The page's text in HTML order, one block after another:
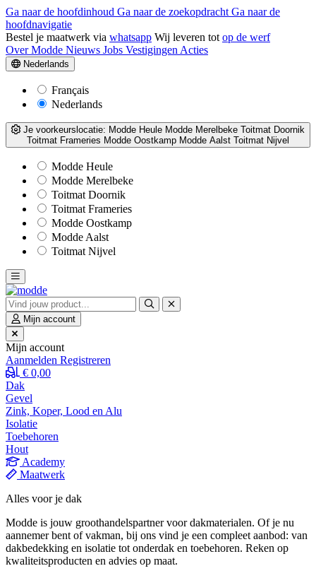
Ga naar de hoofdinhoud Ga naar de zoekopdracht Ga naar de
hoofdnavigatie
Bestel je maatwerk via whatsapp Wij leveren tot op de werf
Over Modde Nieuws Jobs Vestigingen Acties
Nederlands
Français
Nederlands
Je voorkeurslocatie: Modde Heule Modde Merelbeke Toitmat Doornik
Toitmat Frameries Modde Oostkamp Modde Aalst Toitmat Nijvel
Modde Heule
Modde Merelbeke
Toitmat Doornik
Toitmat Frameries
Modde Oostkamp
Modde Aalst
Toitmat Nijvel
Mijn account
Mijn account
Aanmelden Registreren
€ 0,00
Dak
Gevel
Zink, Koper, Lood en Alu
Isolatie
Toebehoren
Hout
Academy
Maatwerk
Alles voor je dak
Modde is jouw groothandelspartner voor dakmaterialen. Of je nu
aannemer bent of vakman, bij ons vind je een compleet aanbod: van
dakbedekking en isolatie tot onderdak en toebehoren. Reken op
kwaliteitsproducten en advies op maat.